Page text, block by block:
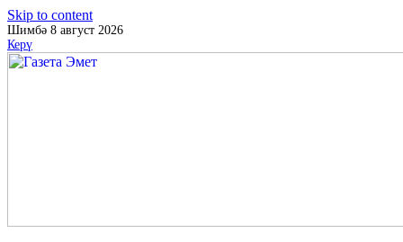
Skip to content
Шимбә 8 август 2026
Керү